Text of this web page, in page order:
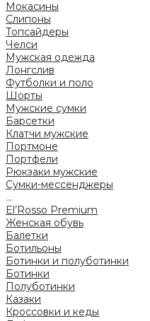
Мокасины
Слипоны
Топсайдеры
Челси
Мужская одежда
Лонгслив
Футболки и поло
Шорты
Мужские сумки
Барсетки
Клатчи мужские
Портмоне
Портфели
Рюкзаки мужские
Сумки-мессенджеры
...
El’Rosso Premium
Женская обувь
Балетки
Ботильоны
Ботинки и полуботинки
Ботинки
Полуботинки
Казаки
Кроссовки и кеды